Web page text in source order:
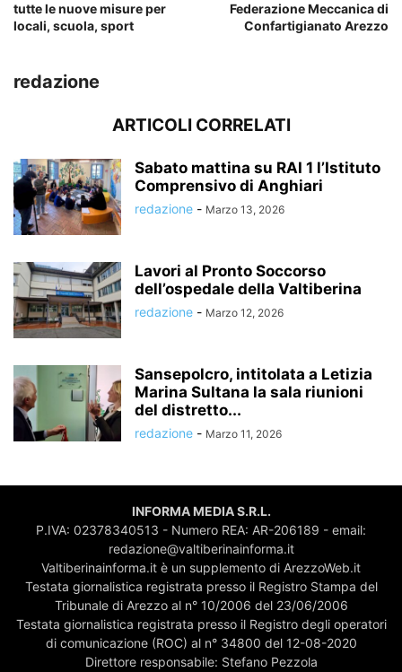
tutte le nuove misure per
locali, scuola, sport
Federazione Meccanica di
Confartigianato Arezzo
redazione
ARTICOLI CORRELATI
Sabato mattina su RAI 1 l’Istituto
Comprensivo di Anghiari
redazione - Marzo 13, 2026
Lavori al Pronto Soccorso
dell’ospedale della Valtiberina
redazione - Marzo 12, 2026
Sansepolcro, intitolata a Letizia
Marina Sultana la sala riunioni
del distretto...
redazione - Marzo 11, 2026
INFORMA MEDIA S.R.L.
P.IVA: 02378340513 - Numero REA: AR-206189 - email:
redazione@valtiberinainforma.it
Valtiberinainforma.it è un supplemento di ArezzoWeb.it
Testata giornalistica registrata presso il Registro Stampa del
Tribunale di Arezzo al n° 10/2006 del 23/06/2006
Testata giornalistica registrata presso il Registro degli operatori
di comunicazione (ROC) al n° 34800 del 12-08-2020
Direttore responsabile: Stefano Pezzola